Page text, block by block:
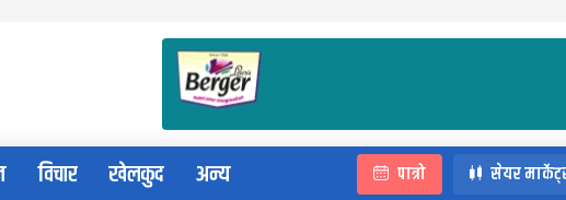
विचार खेलकुद अन्य पात्रो सेयर